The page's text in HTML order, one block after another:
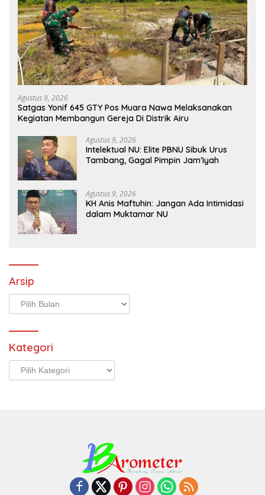
Agustus 9, 2026
Satgas Yonif 645 GTY Pos Muara Nawa Melaksanakan
Kegiatan Membangun Gereja Di Distrik Airu
Agustus 9, 2026
Intelektual NU: Elite PBNU Sibuk Urus
Tambang, Gagal Pimpin Jam’iyah
Agustus 9, 2026
KH Anis Maftuhin: Jangan Ada Intimidasi
dalam Muktamar NU
Arsip
Arsip
Kategori
Kategori